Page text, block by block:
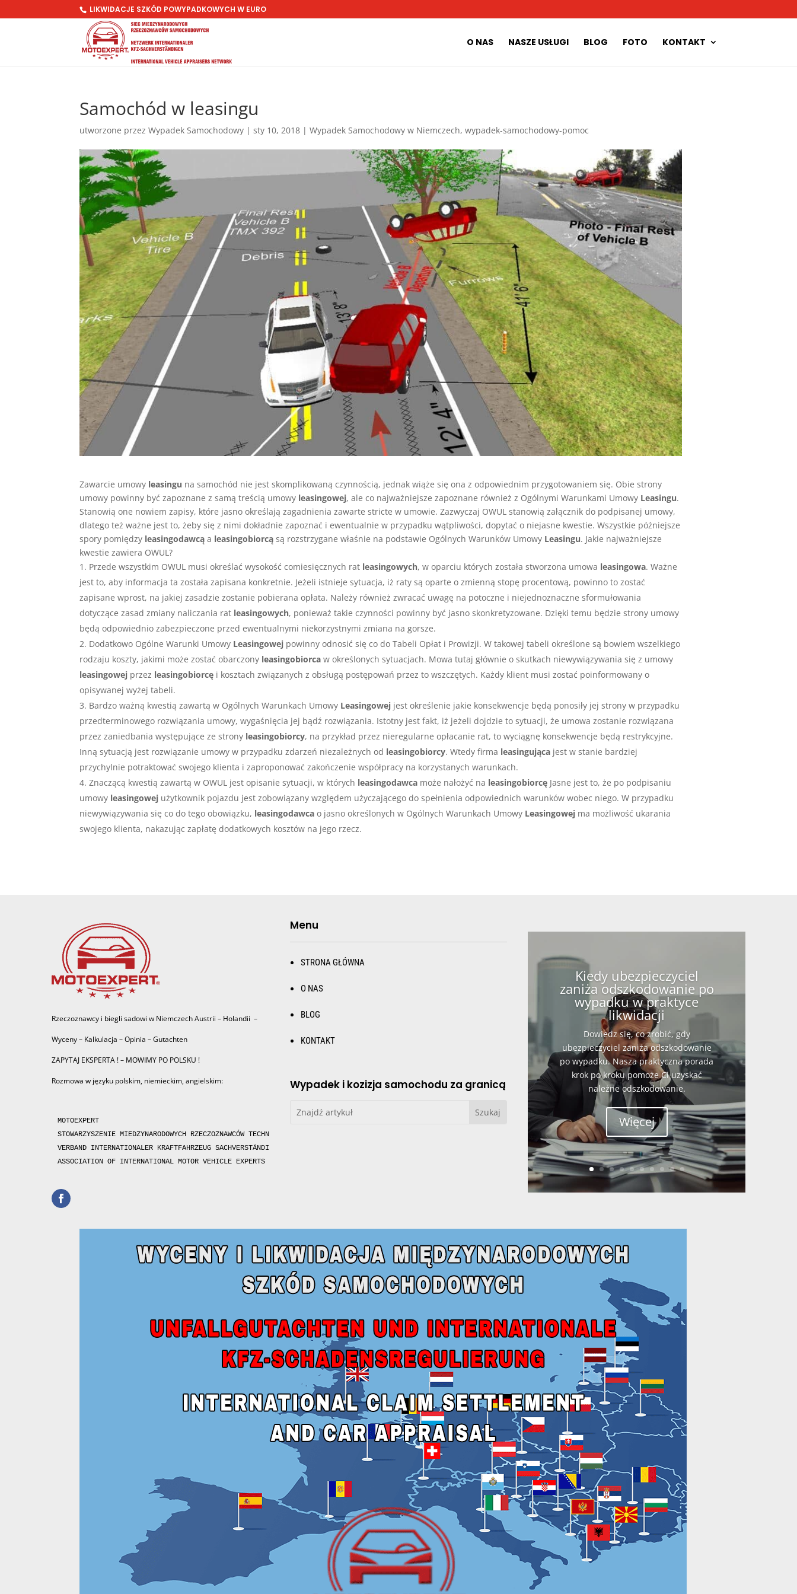
LIKWIDACJE SZKÓD POWYPADKOWYCH W EURO
O NAS NASZE USŁUGI BLOG FOTO KONTAKT
Samochód w leasingu
utworzone przezWypadek Samochodowy |sty 10, 2018 |Wypadek Samochodowy w Niemczech,wypadek-samochodowy-pomoc
Zawarcie umowy leasingu na samochód nie jest skomplikowaną czynnością, jednak wiąże się ona z odpowiednim przygotowaniem się. Obie strony
umowy powinny być zapoznane z samą treścią umowy leasingowej, ale co najważniejsze zapoznane również z Ogólnymi Warunkami Umowy Leasingu.
Stanowią one nowiem zapisy, które jasno określają zagadnienia zawarte stricte w umowie. Zazwyczaj OWUL stanowią załącznik do podpisanej umowy,
dlatego też ważne jest to, żeby się z nimi dokładnie zapoznać i ewentualnie w przypadku wątpliwości, dopytać o niejasne kwestie. Wszystkie późniejsze
spory pomiędzy leasingodawcą a leasingobiorcą są rozstrzygane właśnie na podstawie Ogólnych Warunków Umowy Leasingu. Jakie najważniejsze
kwestie zawiera OWUL?
Przede wszystkim OWUL musi określać wysokość comiesięcznych rat leasingowych, w oparciu których została stworzona umowa leasingowa. Ważne
jest to, aby informacja ta została zapisana konkretnie. Jeżeli istnieje sytuacja, iż raty są oparte o zmienną stopę procentową, powinno to zostać
zapisane wprost, na jakiej zasadzie zostanie pobierana opłata. Należy również zwracać uwagę na potoczne i niejednoznaczne sformułowania
dotyczące zasad zmiany naliczania rat leasingowych, ponieważ takie czynności powinny być jasno skonkretyzowane. Dzięki temu będzie strony umowy
będą odpowiednio zabezpieczone przed ewentualnymi niekorzystnymi zmiana na gorsze.
Dodatkowo Ogólne Warunki Umowy Leasingowej powinny odnosić się co do Tabeli Opłat i Prowizji. W takowej tabeli określone są bowiem wszelkiego
rodzaju koszty, jakimi może zostać obarczony leasingobiorca w określonych sytuacjach. Mowa tutaj głównie o skutkach niewywiązywania się z umowy
leasingowej przez leasingobiorcę i kosztach związanych z obsługą postępowań przez to wszczętych. Każdy klient musi zostać poinformowany o
opisywanej wyżej tabeli.
Bardzo ważną kwestią zawartą w Ogólnych Warunkach Umowy Leasingowej jest określenie jakie konsekwencje będą ponosiły jej strony w przypadku
przedterminowego rozwiązania umowy, wygaśnięcia jej bądź rozwiązania. Istotny jest fakt, iż jeżeli dojdzie to sytuacji, że umowa zostanie rozwiązana
przez zaniedbania występujące ze strony leasingobiorcy, na przykład przez nieregularne opłacanie rat, to wyciągnę konsekwencje będą restrykcyjne.
Inną sytuacją jest rozwiązanie umowy w przypadku zdarzeń niezależnych od leasingobiorcy. Wtedy firma leasingująca jest w stanie bardziej
przychylnie potraktować swojego klienta i zaproponować zakończenie współpracy na korzystanych warunkach.
Znaczącą kwestią zawartą w OWUL jest opisanie sytuacji, w których leasingodawca może nałożyć na leasingobiorcę Jasne jest to, że po podpisaniu
umowy leasingowej użytkownik pojazdu jest zobowiązany względem użyczającego do spełnienia odpowiednich warunków wobec niego. W przypadku
niewywiązywania się co do tego obowiązku, leasingodawca o jasno określonych w Ogólnych Warunkach Umowy Leasingowej ma możliwość ukarania
swojego klienta, nakazując zapłatę dodatkowych kosztów na jego rzecz.
Rzeczoznawcy i biegli sadowi w Niemczech Austrii – Holandii –
Wyceny – Kalkulacja – Opinia – Gutachten
ZAPYTAJ EKSPERTA ! – MOWIMY PO POLSKU !
Rozmowa w języku polskim, niemieckim, angielskim:
MOTOEXPERT
STOWARZYSZENIE MIEDZYNARODOWYCH RZECZOZNAWCÓW TECHNIKI SAMOCHODOWEJ
VERBAND INTERNATIONALER KRAFTFAHRZEUG SACHVERSTÄNDIGEN
ASSOCIATION OF INTERNATIONAL MOTOR VEHICLE EXPERTS
Menu
STRONA GŁÓWNA
O NAS
BLOG
KONTAKT
Wypadek i kozizja samochodu za granicą
Kiedy ubezpieczyciel
zaniża odszkodowanie po
wypadku w praktyce
likwidacji
Dowiedz się, co zrobić, gdy
ubezpieczyciel zaniża odszkodowanie
po wypadku. Nasza praktyczna porada
krok po kroku pomoże Ci uzyskać
należne odszkodowanie.
Więcej